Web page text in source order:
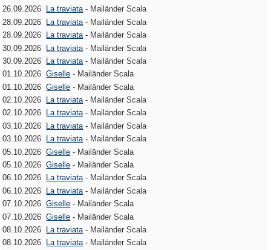
26.09.2026
La traviata- Mailänder Scala
28.09.2026 La traviata - Mailänder Scala
28.09.2026
La traviata- Mailänder Scala
30.09.2026 La traviata - Mailänder Scala
30.09.2026
La traviata - Mailänder Scala
01.10.2026Giselle - Mailänder Scala
01.10.2026Giselle - Mailänder Scala
02.10.2026
La traviata- Mailänder Scala
02.10.2026
La traviata- Mailänder Scala
03.10.2026
La traviata - Mailänder Scala
03.10.2026
La traviata- Mailänder Scala
05.10.2026Giselle - Mailänder Scala
05.10.2026Giselle - Mailänder Scala
06.10.2026
La traviata- Mailänder Scala
06.10.2026
La traviata - Mailänder Scala
07.10.2026Giselle - Mailänder Scala
07.10.2026Giselle - Mailänder Scala
08.10.2026
La traviata - Mailänder Scala
08.10.2026
La traviata- Mailänder Scala